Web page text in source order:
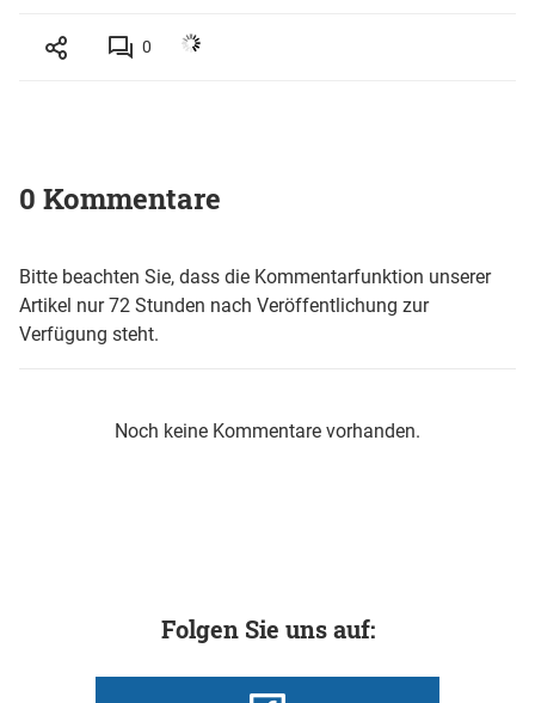
0
0 Kommentare
Bitte beachten Sie, dass die Kommentarfunktion unserer
Artikel nur 72 Stunden nach Veröffentlichung zur
Verfügung steht.
Noch keine Kommentare vorhanden.
Folgen Sie uns auf: